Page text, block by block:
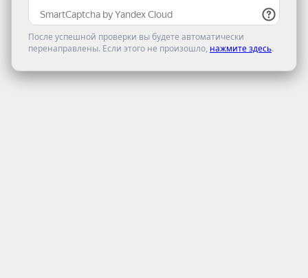
После успешной проверки вы будете автоматически
перенаправлены. Если этого не произошло, нажмите здесь.